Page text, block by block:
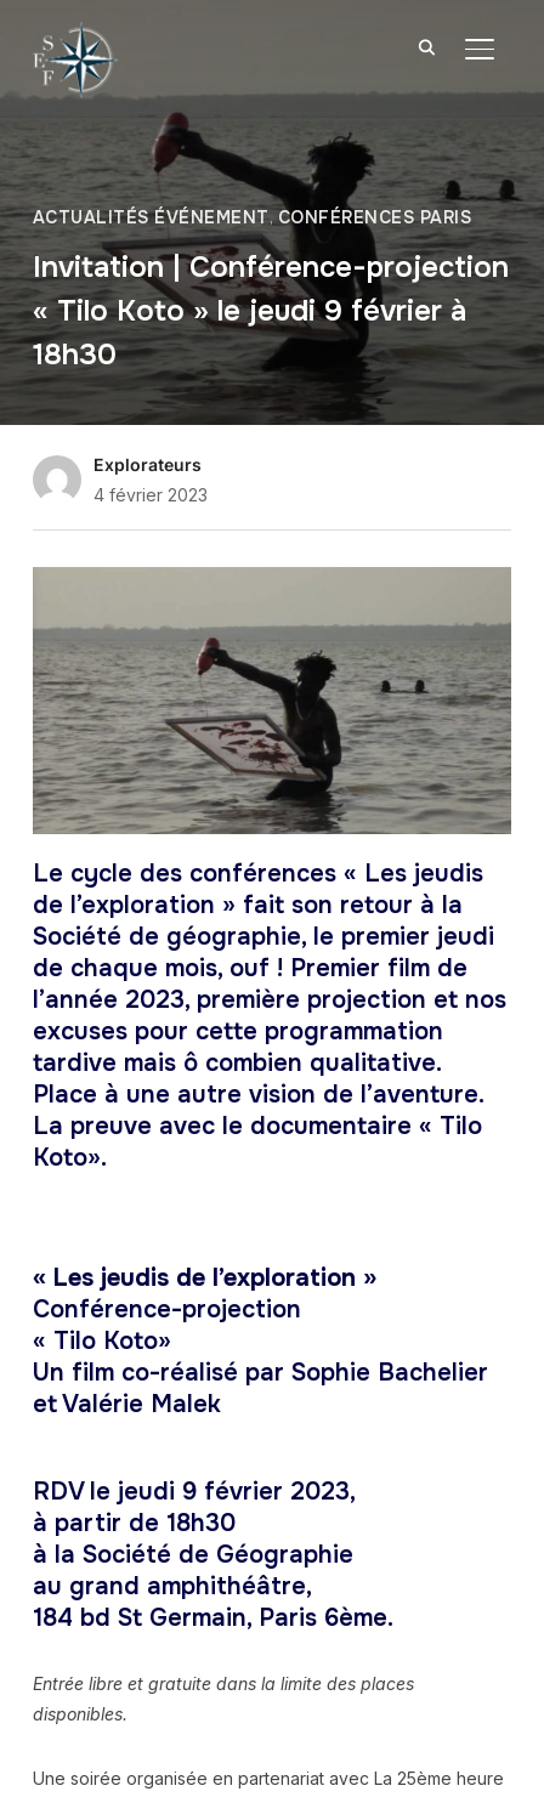
ACTUALITÉS ÉVÉNEMENT, CONFÉRENCES PARIS
Invitation | Conférence-projection
« Tilo Koto » le jeudi 9 février à
18h30
Explorateurs
4 février 2023
Le cycle des conférences « Les jeudis
de l’exploration » fait son retour à la
Société de géographie, le premier jeudi
de chaque mois, ouf ! Premier film de
l’année 2023, première projection et nos
excuses pour cette programmation
tardive mais ô combien qualitative.
Place à une autre vision de l’aventure.
La preuve avec le documentaire « Tilo
Koto».
« Les jeudis de l’exploration »
Conférence-projection
« Tilo Koto»
Un film co-réalisé par Sophie Bachelier
et Valérie Malek
RDV le jeudi 9 février 2023,
à partir de 18h30
à la Société de Géographie
au grand amphithéâtre,
184 bd St Germain, Paris 6ème.
Entrée libre et gratuite dans la limite des places
disponibles.
Une soirée organisée en partenariat avec La 25ème heure